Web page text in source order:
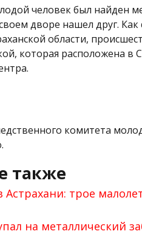
человек был найден
дворе нашел друг. Как
области,
которая расположена в
комитета
также
Астрахани: трое
на металлический